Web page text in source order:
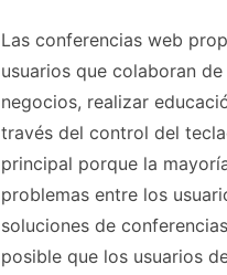
Las conferencias web
usuarios que colaboran
negocios, realizar
través del control del
principal porque la
problemas entre los
soluciones de
posible que los usuarios